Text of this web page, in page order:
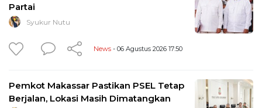
Partai
Syukur Nutu
News - 06 Agustus 2026 17:50
Pemkot Makassar Pastikan PSEL Tetap
Berjalan, Lokasi Masih Dimatangkan